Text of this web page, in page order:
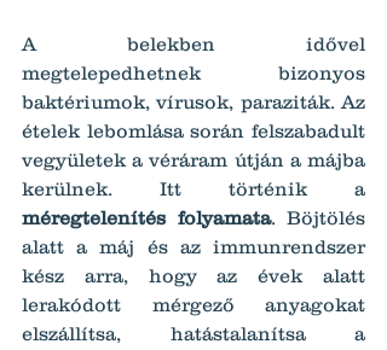
A belekben idővel
megtelepedhetnek bizonyos
baktériumok, vírusok, paraziták. Az
ételek lebomlása során felszabadult
vegyületek a véráram útján a májba
méregtelenítés folyamata. Böjtölés
alatt a máj és az immunrendszer
kész arra, hogy az évek alatt
lerakódott mérgező anyagokat
elszállítsa, hatástalanítsa a